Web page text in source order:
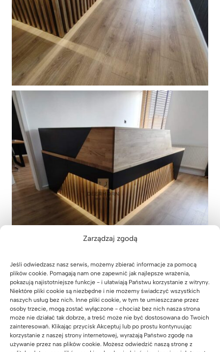
Zarządzaj zgodą
Jeśli odwiedzasz nasz serwis, możemy zbierać informacje za pomocą
plików cookie. Pomagają nam one zapewnić jak najlepsze wrażenia,
pokazują najistotniejsze funkcje - i ułatwiają Państwu korzystanie z witryny.
Niektóre pliki cookie są niezbędne i nie możemy świadczyć wszystkich
naszych usług bez nich. Inne pliki cookie, w tym te umieszczane przez
osoby trzecie, mogą zostać wyłączone - chociaż bez nich nasza strona
może nie działać tak dobrze, a treść może nie być dostosowana do Twoich
zainteresowań. Klikając przycisk Akceptuj lub po prostu kontynuując
korzystanie z naszej strony internetowej, wyrażają Państwo zgodę na
używanie przez nas plików cookie. Możesz odwiedzić naszą stronę z